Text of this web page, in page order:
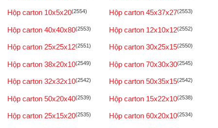
Hộp carton 10x5x20(2554) Hộp carton 45x37x27(2553)
Hộp carton 40x40x80(2553) Hộp carton 12x10x12(2552)
Hộp carton 25x25x12(2551) Hộp carton 30x25x15(2550)
Hộp carton 38x20x10(2549) Hộp carton 70x30x30(2545)
Hộp carton 32x32x10(2542) Hộp carton 50x35x15(2542)
Hộp carton 50x20x40(2539) Hộp carton 15x22x10(2538)
Hộp carton 25x15x20(2535) Hộp carton 60x20x10(2534)